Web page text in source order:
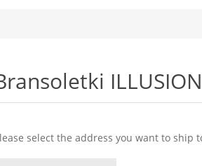
select the address you want to ship